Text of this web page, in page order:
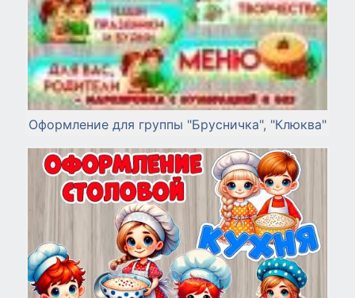
Оформление для группы "Брусничка", "Клюква"